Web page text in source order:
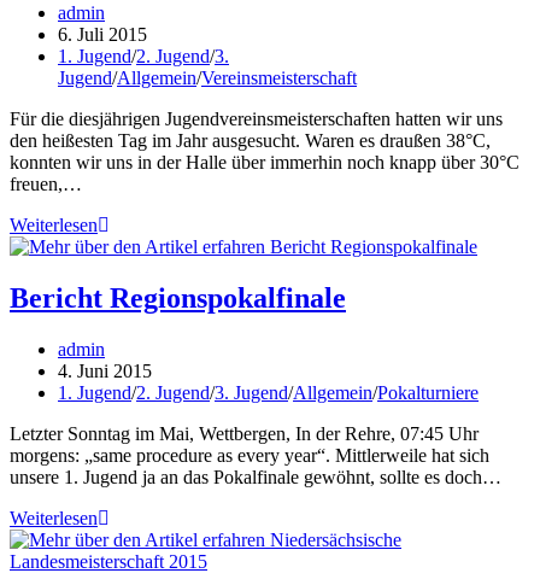
Beitrags-
Autor:
admin
Beitrag
veröffentlicht:
6. Juli 2015
Beitrags-
Kategorie:
1. Jugend/2. Jugend/3.
Jugend/Allgemein/Vereinsmeisterschaft
Für die diesjährigen Jugendvereinsmeisterschaften hatten wir uns
den heißesten Tag im Jahr ausgesucht. Waren es draußen 38°C,
konnten wir uns in der Halle über immerhin noch knapp über 30°C
freuen,…
WeiterlesenJugendvereinsmeisterschaft
2015
Bericht Regionspokalfinale
Beitrags-
Autor:
admin
Beitrag
veröffentlicht:
4. Juni 2015
Beitrags-
1. Jugend/2. Jugend/3. Jugend/Allgemein/Pokalturniere
Letzter Sonntag im Mai, Wettbergen, In der Rehre, 07:45 Uhr
morgens: „same procedure as every year“. Mittlerweile hat sich
unsere 1. Jugend ja an das Pokalfinale gewöhnt, sollte es doch…
WeiterlesenBericht
Regionspokalfinale